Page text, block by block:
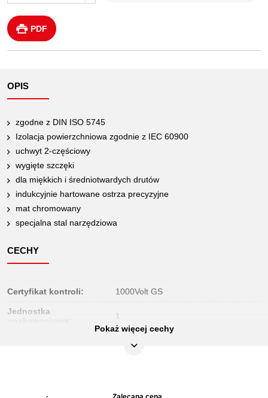
PDF
OPIS
zgodne z DIN ISO 5745
Izolacja powierzchniowa zgodnie z IEC 60900
uchwyt 2-częściowy
wygięte szczęki
dla miękkich i średniotwardych drutów
indukcyjnie hartowane ostrza precyzyjne
mat chromowany
specjalna stal narzędziowa
CECHY
Certyfikat kontroli: 1000Volt GS
Jednostka
1
Pokaż więcej cechy